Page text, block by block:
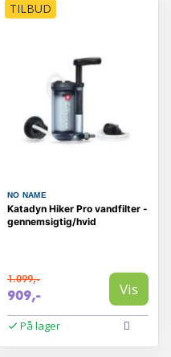
TILBUD
NO NAME
Katadyn Hiker Pro vandfilter -
gennemsigtig/hvid
1.099,-
909,- Vis
På lager